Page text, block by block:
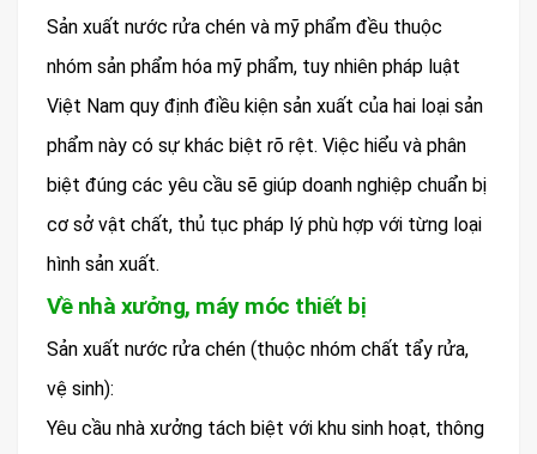
Sản xuất nước rửa chén và mỹ phẩm đều thuộc
nhóm sản phẩm hóa mỹ phẩm, tuy nhiên pháp luật
Việt Nam quy định điều kiện sản xuất của hai loại sản
phẩm này có sự khác biệt rõ rệt. Việc hiểu và phân
biệt đúng các yêu cầu sẽ giúp doanh nghiệp chuẩn bị
cơ sở vật chất, thủ tục pháp lý phù hợp với từng loại
hình sản xuất.
Về nhà xưởng, máy móc thiết bị
Sản xuất nước rửa chén (thuộc nhóm chất tẩy rửa,
vệ sinh):
Yêu cầu nhà xưởng tách biệt với khu sinh hoạt, thông